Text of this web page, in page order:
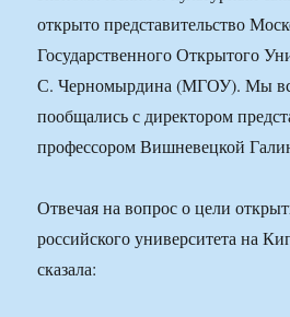
открыто представительство
Государственного Открытого
С. Черномырдина (МГОУ). Мы
пообщались с директором
профессором Вишневецкой
Отвечая на вопрос о цели
российского университета на
сказала: